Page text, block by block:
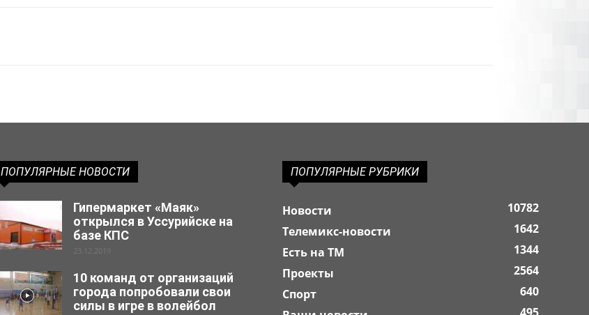
ПОПУЛЯРНЫЕ НОВОСТИ
Гипермаркет «Маяк»
открылся в Уссурийске на
базе КПС
23.12.2019
10 команд от организаций
города попробовали свои
силы в игре в волейбол
ПОПУЛЯРНЫЕ РУБРИКИ
Новости
10782
Телемикс-новости
1642
Есть на ТМ
1344
Проекты
2564
Спорт
640